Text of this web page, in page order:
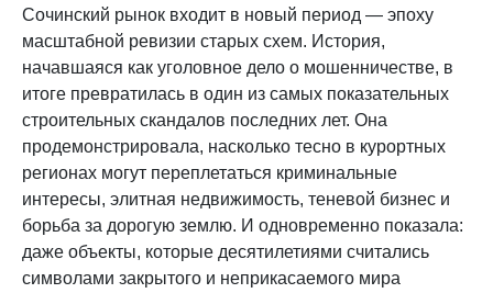
Сочинский рынок входит в новый период — эпоху
масштабной ревизии старых схем. История,
начавшаяся как уголовное дело о мошенничестве, в
итоге превратилась в один из самых показательных
строительных скандалов последних лет. Она
продемонстрировала, насколько тесно в курортных
регионах могут переплетаться криминальные
интересы, элитная недвижимость, теневой бизнес и
борьба за дорогую землю. И одновременно показала:
даже объекты, которые десятилетиями считались
символами закрытого и неприкасаемого мира